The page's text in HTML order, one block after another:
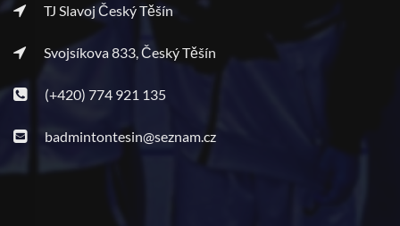
TJ Slavoj Český Těšín
Svojsíkova 833, Český Těšín
(+420) 774 921 135
badmintontesin@seznam.cz